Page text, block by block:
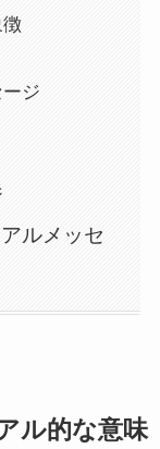
ジ
ルメッセ
ル的な意味